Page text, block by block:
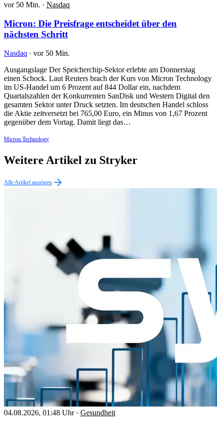
vor 50 Min. · Nasdaq
Micron: Die Preisfrage entscheidet über den
nächsten Schritt
Nasdaq · vor 50 Min.
Ausgangslage Der Speicherchip-Sektor erlebte am Donnerstag
einen Schock. Laut Reuters brach der Kurs von Micron Technology
im US-Handel um 6 Prozent auf 844 Dollar ein, nachdem
Quartalszahlen der Konkurrenten SanDisk und Western Digital den
gesamten Sektor unter Druck setzten. Im deutschen Handel schloss
die Aktie zeitversetzt bei 765,00 Euro, ein Minus von 1,67 Prozent
gegenüber dem Vortag. Damit liegt das…
Micron Technology
Weitere Artikel zu Stryker
Alle Artikel anzeigen
04.08.2026, 01:48 Uhr · Gesundheit